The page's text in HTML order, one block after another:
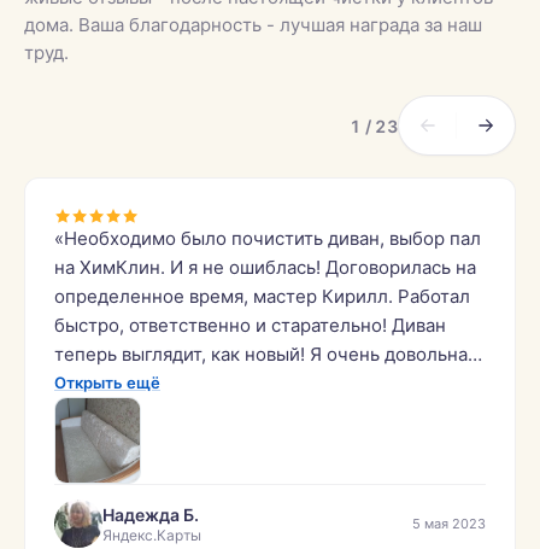
дома. Ваша благодарность - лучшая награда за наш
труд.
1 / 23
«Необходимо было почистить диван, выбор пал
на ХимКлин. И я не ошиблась! Договорилась на
определенное время, мастер Кирилл. Работал
быстро, ответственно и старательно! Диван
теперь выглядит, как новый! Я очень довольна!
Рекомендую!»
Открыть ещё
Надежда Б.
Яндекс.Карты
5 мая 2023